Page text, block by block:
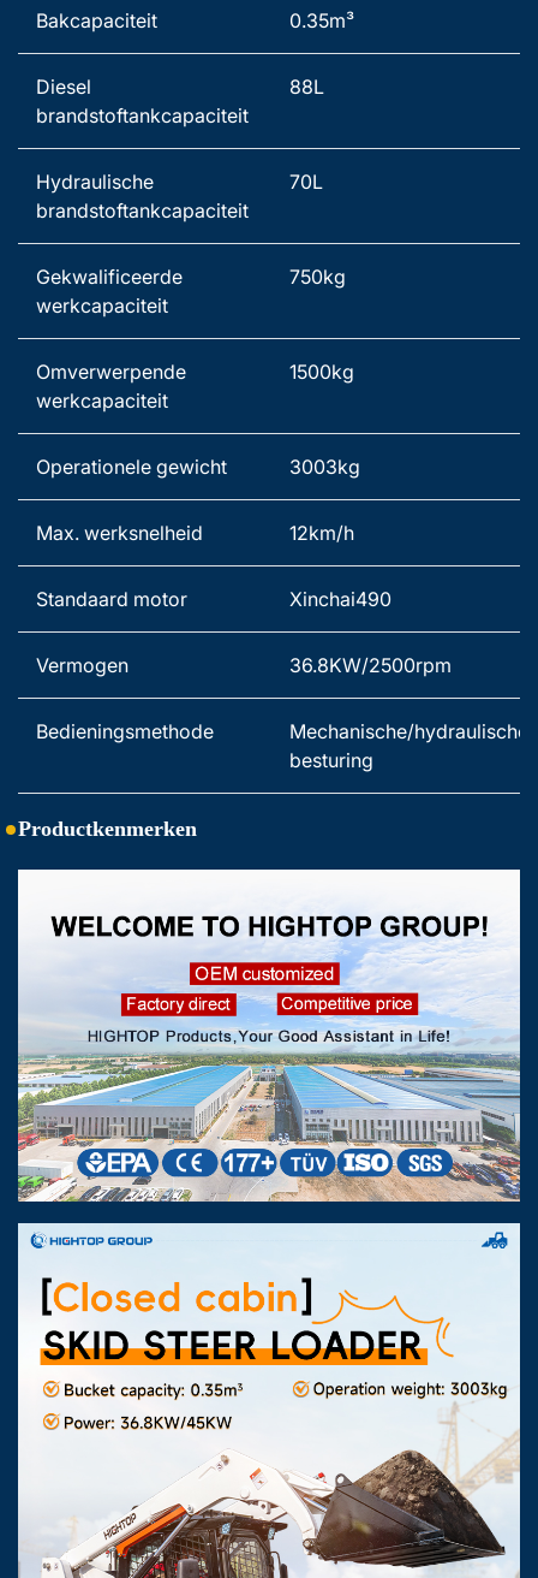
Bakcapaciteit 0.35m³
Diesel
brandstoftankcapaciteit
88L
Hydraulische
brandstoftankcapaciteit
70L
Gekwalificeerde
werkcapaciteit
750kg
Omverwerpende
werkcapaciteit
1500kg
Operationele gewicht 3003kg
Max. werksnelheid 12km/h
Standaard motor Xinchai490
Vermogen 36.8KW/2500rpm
Bedieningsmethode
Mechanische/hydraulische
besturing
Productkenmerken